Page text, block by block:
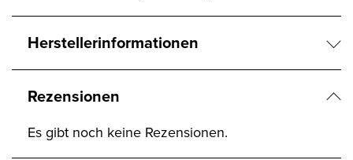
Herstellerinformationen
Rezensionen
Es gibt noch keine Rezensionen.